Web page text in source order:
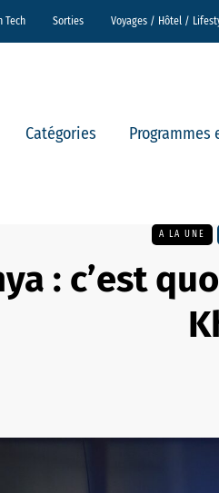
Tech Sorties Voyages / Hôtel /
Catégories Programmes
A LA UNE
: c’est